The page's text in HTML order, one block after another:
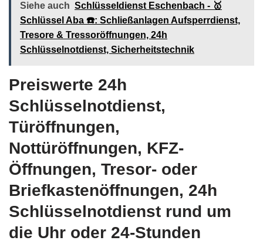
Siehe auch Schlüsseldienst Eschenbach - 🥇
Schlüssel Aba ☎️: Schließanlagen Aufsperrdienst,
Tresore & Tressoröffnungen, 24h
Schlüsselnotdienst, Sicherheitstechnik
Preiswerte 24h
Schlüsselnotdienst,
Türöffnungen,
Nottüröffnungen, KFZ-
Öffnungen, Tresor- oder
Briefkastenöffnungen, 24h
Schlüsselnotdienst rund um
die Uhr oder 24-Stunden